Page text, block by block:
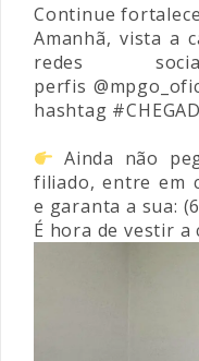
Continue
Amanhã, vista a
redes
perfis
hashtag
Ainda não
filiado, entre em
e garanta a sua:
É hora de vestir a